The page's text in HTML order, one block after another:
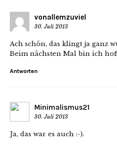
vonallemzuviel
30. Juli 2013
Ach schön, das klingt ja ganz
Beim nächsten Mal bin ich
Antworten
Minimalismus21
30. Juli 2013
Ja, das war es auch :-).